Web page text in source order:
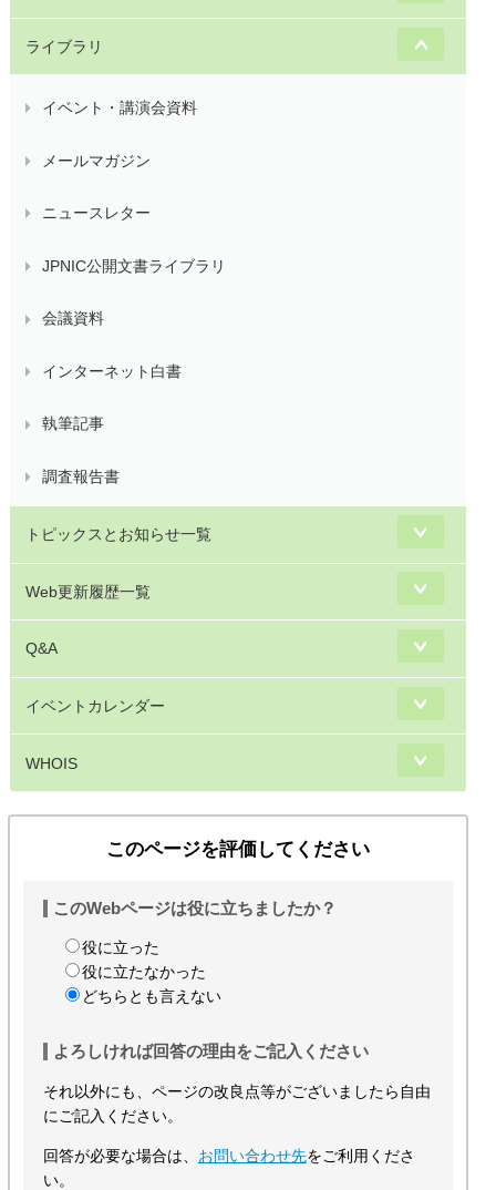
ライブラリ
イベント・講演会資料
メールマガジン
ニュースレター
JPNIC公開文書ライブラリ
会議資料
インターネット白書
執筆記事
調査報告書
トピックスとお知らせ一覧
Web更新履歴一覧
Q&A
イベントカレンダー
WHOIS
このページを評価してください
このWebページは役に立ちましたか？
役に立った
役に立たなかった
どちらとも言えない
よろしければ回答の理由をご記入ください
それ以外にも、ページの改良点等がございましたら自由
にご記入ください。
回答が必要な場合は、 お問い合わせ先をご利用くださ
い。